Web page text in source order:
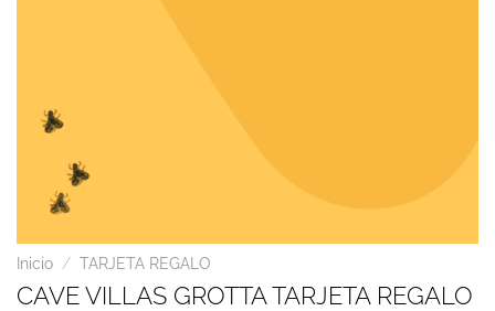
Inicio / TARJETA REGALO
CAVE VILLAS GROTTA TARJETA REGALO